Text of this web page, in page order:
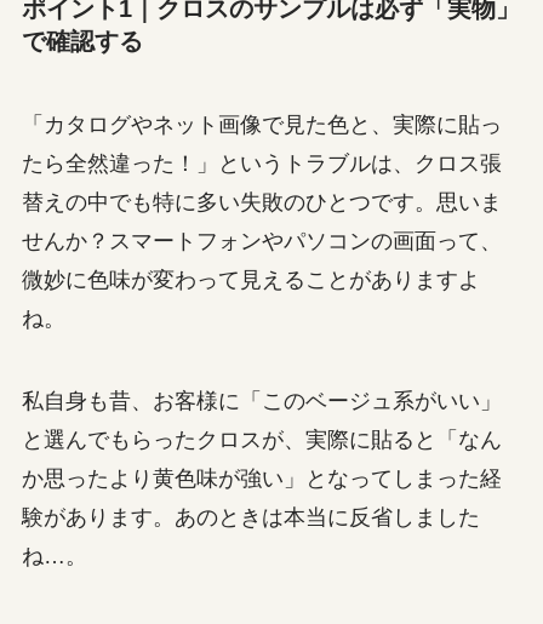
ポイント1｜クロスのサンプルは必ず「実物」
で確認する
「カタログやネット画像で見た色と、実際に貼っ
たら全然違った！」というトラブルは、クロス張
替えの中でも特に多い失敗のひとつです。思いま
せんか？スマートフォンやパソコンの画面って、
微妙に色味が変わって見えることがありますよ
ね。
私自身も昔、お客様に「このベージュ系がいい」
と選んでもらったクロスが、実際に貼ると「なん
か思ったより黄色味が強い」となってしまった経
験があります。あのときは本当に反省しました
ね…。